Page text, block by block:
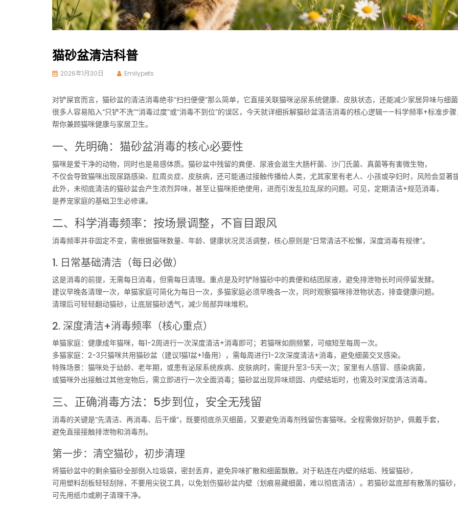
猫砂盆清洁科普
2026年1月30日 Emilypets
对铲屎官而言，猫砂盆的清洁消毒绝非“扫扫便便”那么简单，它直接关联猫咪泌尿系统健康、皮肤状态，还能减少家居异味与细
很多人容易陷入“只铲不洗”“消毒过度”或“消毒不到位”的误区，今天就详细拆解猫砂盆清洁消毒的核心逻辑——科学频率+标准步
帮你兼顾猫咪健康与家居卫生。
一、先明确：猫砂盆消毒的核心必要性
猫咪是爱干净的动物，同时也是易感体质。猫砂盆中残留的粪便、尿液会滋生大肠杆菌、沙门氏菌、真菌等有害微生物，
不仅会导致猫咪出现尿路感染、肛周炎症、皮肤病，还可能通过接触传播给人类，尤其家里有老人、小孩或孕妇时，风险会显著
此外，未彻底清洁的猫砂盆会产生浓烈异味，甚至让猫咪拒绝使用，进而引发乱拉乱尿的问题。可见，定期清洁+规范消毒，
是养宠家庭的基础卫生必修课。
二、科学消毒频率：按场景调整，不盲目跟风
消毒频率并非固定不变，需根据猫咪数量、年龄、健康状况灵活调整，核心原则是“日常清洁不松懈，深度消毒有规律”。
1. 日常基础清洁（每日必做）
这是消毒的前提，无需每日消毒，但需每日清理。重点是及时铲除猫砂中的粪便和结团尿液，避免排泄物长时间停留发酵。
建议早晚各清理一次，单猫家庭可简化为每日一次，多猫家庭必须早晚各一次，同时观察猫咪排泄物状态，排查健康问题。
清理后可轻轻翻动猫砂，让底层猫砂透气，减少局部异味堆积。
2. 深度清洁+消毒频率（核心重点）
单猫家庭：健康成年猫咪，每1-2周进行一次深度清洁+消毒即可；若猫咪如厕频繁，可缩短至每周一次。
多猫家庭：2-3只猫咪共用猫砂盆（建议1猫1盆+1备用），需每周进行1-2次深度清洁+消毒，避免细菌交叉感染。
特殊场景：猫咪处于幼龄、老年期，或患有泌尿系统疾病、皮肤病时，需提升至3-5天一次；家里有人感冒、感染病菌，
或猫咪外出接触过其他宠物后，需立即进行一次全面消毒；猫砂盆出现异味顽固、内壁结垢时，也需及时深度清洁消毒。
三、正确消毒方法：5步到位，安全无残留
消毒的关键是“先清洁、再消毒、后干燥”，既要彻底杀灭细菌，又要避免消毒剂残留伤害猫咪。全程需做好防护，佩戴手套，
避免直接接触排泄物和消毒剂。
第一步：清空猫砂，初步清理
将猫砂盆中的剩余猫砂全部倒入垃圾袋，密封丢弃，避免异味扩散和细菌飘散。对于粘连在内壁的结垢、残留猫砂，
可用塑料刮板轻轻刮除，不要用尖锐工具，以免划伤猫砂盆内壁（划痕易藏细菌，难以彻底清洁）。若猫砂盆底部有散落的猫砂
可先用纸巾或刷子清理干净。